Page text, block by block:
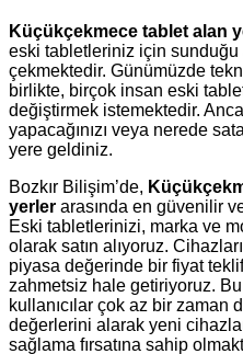
Küçükçekmece tablet alan
eski tabletleriniz için sunduğu
çekmektedir. Günümüzde
birlikte, birçok insan eski
değiştirmek istemektedir.
yapacağınızı veya nerede
yere geldiniz.
Bozkır Bilişim’de,
yerler arasında en güvenilir
Eski tabletlerinizi, marka ve
olarak satın alıyoruz.
piyasa değerinde bir fiyat
zahmetsiz hale getiriyoruz.
kullanıcılar çok az bir
değerlerini alarak yeni
sağlama fırsatına sahip